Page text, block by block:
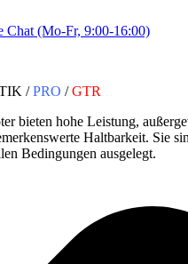
Chat (Mo-Fr, 9:00-16:00)
/PRO /GTR
bieten hohe Leistung,
Haltbarkeit. Sie
Bedingungen ausgelegt.